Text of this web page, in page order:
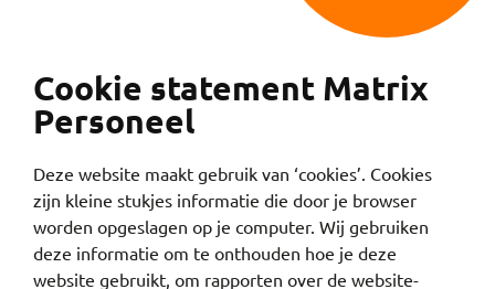
Cookie statement Matrix
Personeel
Deze website maakt gebruik van ‘cookies’. Cookies
zijn kleine stukjes informatie die door je browser
worden opgeslagen op je computer. Wij gebruiken
deze informatie om te onthouden hoe je deze
website gebruikt, om rapporten over de website-